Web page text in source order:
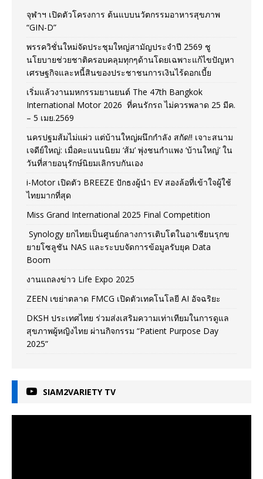
จุฬาฯ เปิดตัวโครงการ ต้นแบบนวัตกรรมอาหารสุขภาพ
“GIN-D”
พรรควิชั่นใหม่จัดประชุมใหญ่สามัญประจำปี 2569 ชู
นโยบายช่วยชาติครอบคลุมทุกๆด้านโดยเฉพาะแก้ไขปัญหา
เศรษฐกิจและหนี้สินของประชาชนการเงินไร้ดอกเบี้ย
เริ่มแล้วงานมหกรรมยานยนต์ The 47th Bangkok
International Motor 2026 ที่คนรักรถ ไม่ควรพลาด 25 มีค.
– 5 เมย.2569
นครปฐมส้มไม่แผ่ว แต่บ้านใหญ่ผนึกกำลัง สกัด!! เจาะสนาม
เจดีย์ใหญ่: เมื่อคะแนนนิยม ‘ส้ม’ พุ่งชนกำแพง ‘บ้านใหญ่’ ใน
วันที่สายอนุรักษ์นิยมเลิกรบกันเอง
i-Motor เปิดตัว BREEZE ปักธงผู้นำ EV สองล้อที่เข้าใจผู้ใช้
ไทยมากที่สุด
Miss Grand International 2025 Final Competition
Synology ยกไทยเป็นศูนย์กลางการเติบโตในอาเซียนรุกข
ยายโซลูชัน NAS และระบบจัดการข้อมูลรับยุค Data
Boom
งานแถลงข่าว Life Expo 2025
ZEEN เขย่าตลาด FMCG เปิดตัวเทคโนโลยี AI อัจฉริยะ
DKSH ประเทศไทย ร่วมส่งเสริมความเท่าเทียมในการดูแล
สุขภาพผู้หญิงไทย ผ่านกิจกรรม “Patient Purpose Day
2025”
SIAM2VARIETY TV